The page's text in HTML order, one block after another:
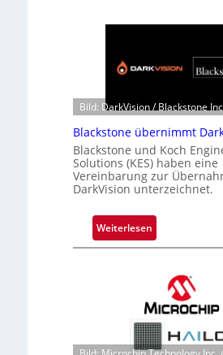
Bild: DarkVision / Blackstone
Blackstone übernimmt
Blackstone und Koch
Solutions (KES) haben eine
Vereinbarung zur
DarkVision unterzeichnet.
Weiterlesen
B
k
s
t